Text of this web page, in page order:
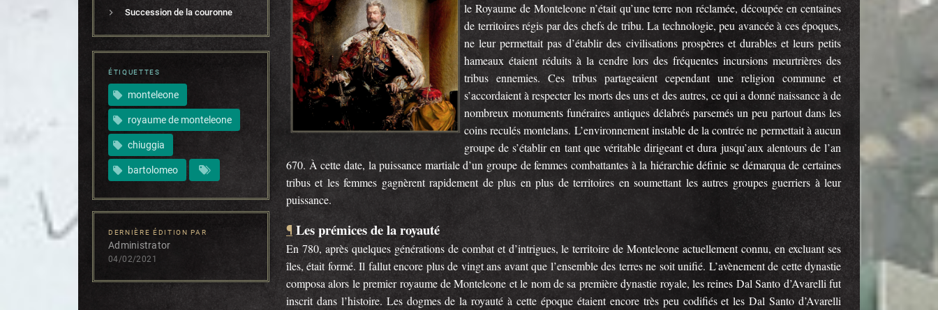
Succession de la couronne
ÉTIQUETTES
monteleone
royaume de monteleone
chiuggia
bartolomeo
DERNIÈRE ÉDITION PAR
Administrator
04/02/2021
le Royaume de Monteleone n’était qu’une terre non réclamée, découpée en centaines
de territoires régis par des chefs de tribu. La technologie, peu avancée à ces époques,
ne leur permettait pas d’établir des civilisations prospères et durables et leurs petits
hameaux étaient réduits à la cendre lors des fréquentes incursions meurtrières des
tribus ennemies. Ces tribus partageaient cependant une religion commune et
s’accordaient à respecter les morts des uns et des autres, ce qui a donné naissance à de
nombreux monuments funéraires antiques délabrés parsemés un peu partout dans les
coins reculés montelans. L’environnement instable de la contrée ne permettait à aucun
groupe de s’établir en tant que véritable dirigeant et dura jusqu’aux alentours de l’an
670. À cette date, la puissance martiale d’un groupe de femmes combattantes à la hiérarchie définie se démarqua de certaines
tribus et les femmes gagnèrent rapidement de plus en plus de territoires en soumettant les autres groupes guerriers à leur
puissance.
¶ Les prémices de la royauté
En 780, après quelques générations de combat et d’intrigues, le territoire de Monteleone actuellement connu, en excluant ses
îles, était formé. Il fallut encore plus de vingt ans avant que l’ensemble des terres ne soit unifié. L’avènement de cette dynastie
composa alors le premier royaume de Monteleone et le nom de sa première dynastie royale, les reines Dal Santo d’Avarelli fut
inscrit dans l’histoire. Les dogmes de la royauté à cette époque étaient encore très peu codifiés et les Dal Santo d’Avarelli